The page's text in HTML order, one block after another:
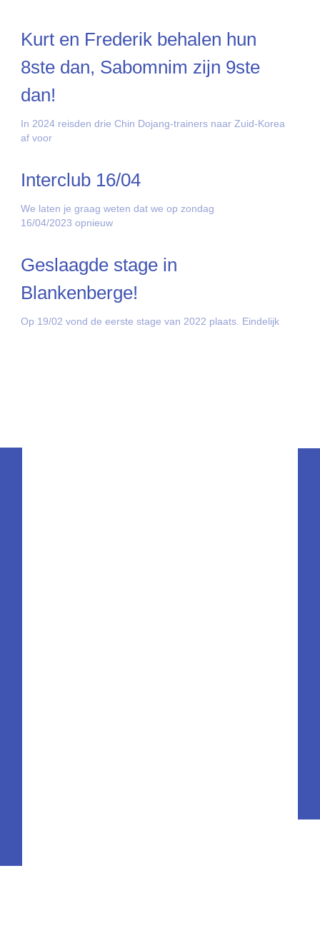
Kurt en Frederik behalen hun
8ste dan, Sabomnim zijn 9ste
dan!
In 2024 reisden drie Chin Dojang-trainers naar Zuid-Korea
af voor
Interclub 16/04
We laten je graag weten dat we op zondag
16/04/2023 opnieuw
Geslaagde stage in
Blankenberge!
Op 19/02 vond de eerste stage van 2022 plaats. Eindelijk